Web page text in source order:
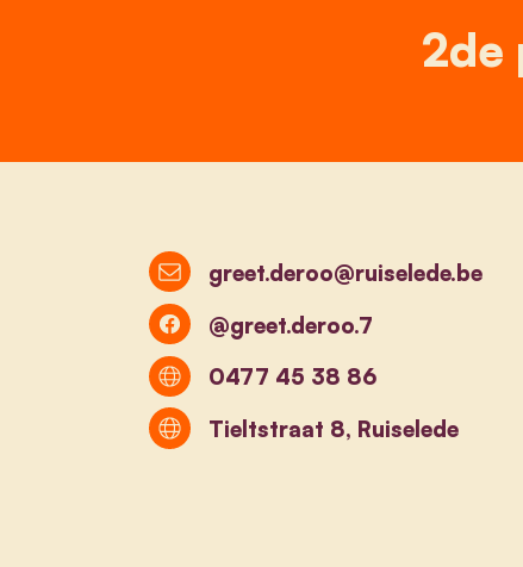
2de
greet.deroo@ruiselede.be
@greet.deroo.7
0477 45 38 86
Tieltstraat 8, Ruiselede